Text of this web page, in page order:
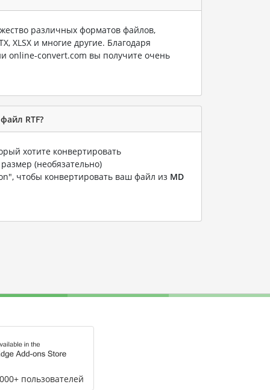
различных форматов файлов,
XLSX и многие другие. Благодаря
online-convert.com вы получите очень
RTF?
хотите конвертировать
(необязательно)
чтобы конвертировать ваш файл из MD
пользователей